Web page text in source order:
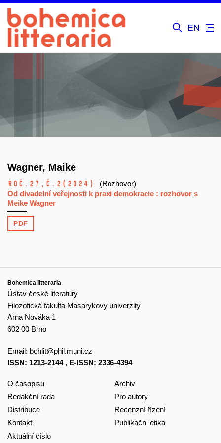
EN
Wagner, Maike
Roč.27, č.2 (2024)
(Rozhovor)
Od divadelní veřejnosti k praxi demokracie : rozhovor s
Meike Wagner
PDF
Bohemica litteraria
Ústav české literatury
Filozofická fakulta Masarykovy univerzity
Arna Nováka 1
602 00 Brno
Email: bohlit@phil.muni.cz
ISSN: 1213-2144, E-ISSN: 2336-4394
O časopisu
Redakční rada
Distribuce
Kontakt
Aktuální číslo
Archiv
Pro autory
Recenzní řízení
Publikační etika